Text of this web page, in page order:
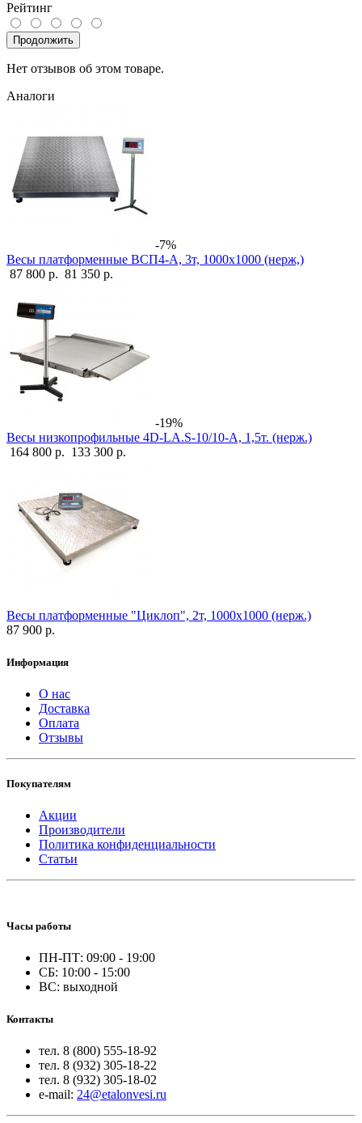
Рейтинг
Продолжить
Нет отзывов об этом товаре.
Аналоги
-7%
Весы платформенные ВСП4-А, 3т, 1000х1000 (нерж,)
87 800 р. 81 350 р.
-19%
Весы низкопрофильные 4D-LA.S-10/10-A, 1,5т. (нерж.)
164 800 р. 133 300 р.
Весы платформенные "Циклоп", 2т, 1000х1000 (нерж.)
87 900 р.
Информация
О нас
Доставка
Оплата
Отзывы
Покупателям
Акции
Производители
Политика конфиденциальности
Статьи
Часы работы
ПН-ПТ: 09:00 - 19:00
СБ: 10:00 - 15:00
ВС: выходной
Контакты
тел. 8 (800) 555-18-92
тел. 8 (932) 305-18-22
тел. 8 (932) 305-18-02
e-mail: 24@etalonvesi.ru